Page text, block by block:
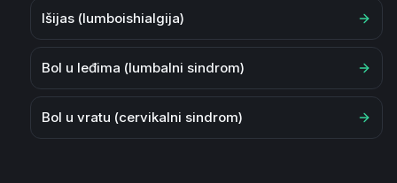
Išijas (lumboishialgija)
Bol u leđima (lumbalni sindrom)
Bol u vratu (cervikalni sindrom)